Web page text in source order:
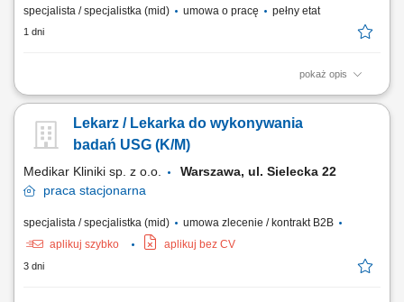
specjalista / specjalistka (mid) umowa o pracę pełny etat
1 dni
pokaż opis
Do zadań na ww. stanowisku należeć będzie między innymi:
wykonywanie procedur związanych z planowaniem i realizacją
radioterapii, w tym badań TK i MR do planowania leczenia,
Lekarz / Lekarka do wykonywania
badań USG (K/M)
Medikar Kliniki sp. z o.o.
Warszawa, ul. Sielecka 22
praca stacjonarna
specjalista / specjalistka (mid)
umowa zlecenie / kontrakt B2B
aplikuj szybko
aplikuj bez CV
3 dni